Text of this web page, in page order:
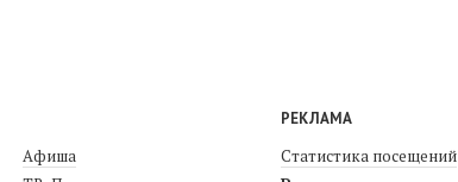
Афиша
РЕКЛАМА
Статистика посещений